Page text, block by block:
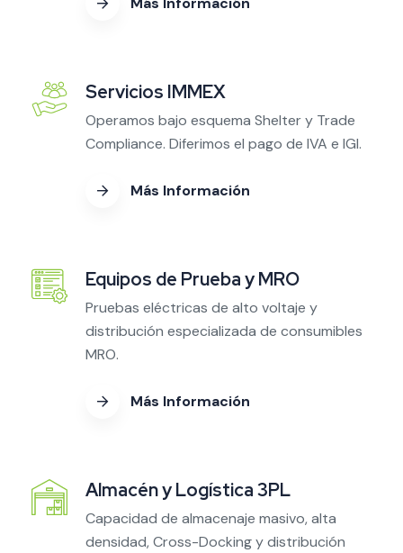
Servicios IMMEX
Operamos bajo esquema Shelter y Trade
Compliance. Diferimos el pago de IVA e IGI.
Más Información
Equipos de Prueba y MRO
Pruebas eléctricas de alto voltaje y
distribución especializada de consumibles
MRO.
Más Información
Almacén y Logística 3PL
Capacidad de almacenaje masivo, alta
densidad, Cross-Docking y distribución